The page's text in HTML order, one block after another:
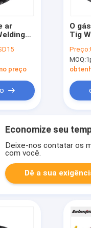
ar
preço
O
Tig
-
Preço:
MOQ:
Economize seu
Deixe-nos contatar os
com você.
Dê a sua